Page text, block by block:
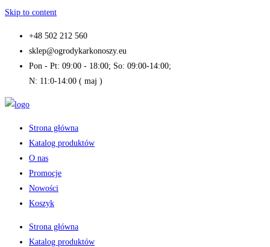
Skip to content
+48 502 212 560
sklep@ogrodykarkonoszy.eu
Pon - Pt: 09:00 - 18:00; So: 09:00-14:00;
N: 11:0-14:00 ( maj )
Strona główna
Katalog produktów
O nas
Promocje
Nowości
Koszyk
Strona główna
Katalog produktów